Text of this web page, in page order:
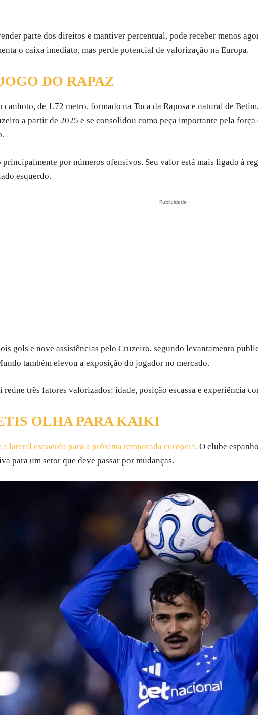
parte dos direitos e mantiver percentual, pode receber menos
o caixa imediato, mas perde potencial de valorização na Europa.
DO RAPAZ
de 1,72 metro, formado na Toca da Raposa e natural de
a partir de 2025 e se consolidou como peça importante pela
por números ofensivos. Seu valor está mais ligado à
esquerdo.
- Publicidade -
gols e nove assistências pelo Cruzeiro, segundo levantamento
também elevou a exposição do jogador no mercado.
reúne três fatores valorizados: idade, posição escassa e experiência
OLHA PARA KAIKI
lateral esquerda para a próxima temporada europeia. O clube
para um setor que deve passar por mudanças.